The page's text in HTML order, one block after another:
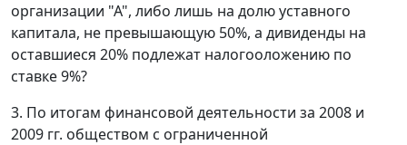
организации "А", либо лишь на долю уставного
капитала, не превышающую 50%, а дивиденды на
оставшиеся 20% подлежат налогооложению по
ставке 9%?
3. По итогам финансовой деятельности за 2008 и
2009 гг. обществом с ограниченной